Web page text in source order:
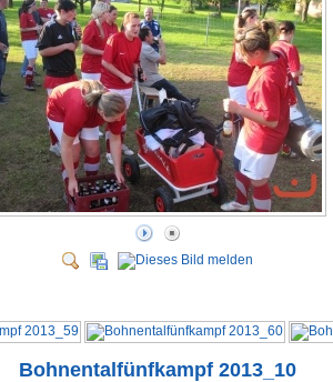
Bohnentalfünfkampf 2013_10